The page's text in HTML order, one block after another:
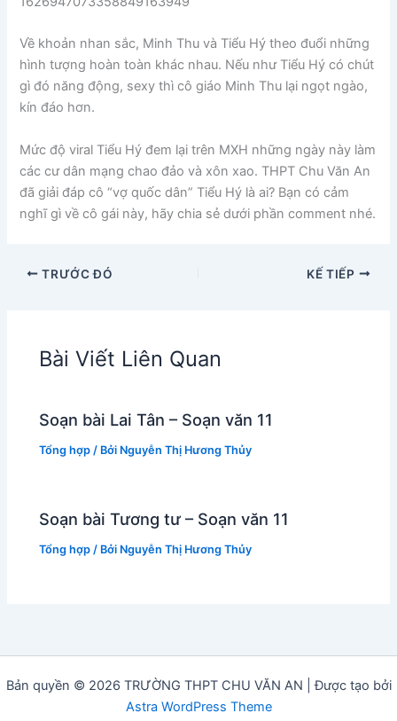
Về khoản nhan sắc, Minh Thu và Tiểu Hý theo đuổi những
hình tượng hoàn toàn khác nhau. Nếu như Tiểu Hý có chút
gì đó năng động, sexy thì cô giáo Minh Thu lại ngọt ngào,
kín đáo hơn.
Mức độ viral Tiểu Hý đem lại trên MXH những ngày này làm
các cư dân mạng chao đảo và xôn xao. THPT Chu Văn An
đã giải đáp cô “vợ quốc dân” Tiểu Hý là ai? Bạn có cảm
nghĩ gì về cô gái này, hãy chia sẻ dưới phần comment nhé.
TRƯỚC ĐÓ KẾ TIẾP
Bài Viết Liên Quan
Soạn bài Lai Tân – Soạn văn 11
Tổng hợp / Bởi Nguyễn Thị Hương Thủy
Soạn bài Tương tư – Soạn văn 11
Tổng hợp / Bởi Nguyễn Thị Hương Thủy
Bản quyền © 2026 TRƯỜNG THPT CHU VĂN AN | Được tạo bởi
Astra WordPress Theme